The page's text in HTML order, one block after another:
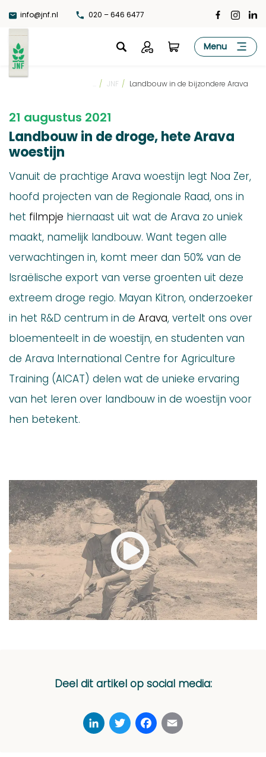
naar
de
inhoud
info@jnf.nl 020 – 646 6477
JNF Menu
/ JNF / Landbouw in de bijzondere Arava
21 augustus 2021
Landbouw in de droge, hete Arava
woestijn
Vanuit de prachtige Arava woestijn legt Noa Zer,
hoofd projecten van de Regionale Raad, ons in
het filmpje hiernaast uit wat de Arava zo uniek
maakt, namelijk landbouw. Want tegen alle
verwachtingen in, komt meer dan 50% van de
Israëlische export van verse groenten uit deze
extreem droge regio. Mayan Kitron, onderzoeker
in het R&D centrum in de Arava, vertelt ons over
bloementeelt in de woestijn, en studenten van
de Arava International Centre for Agriculture
Training (AICAT) delen wat de unieke ervaring
van het leren over landbouw in de woestijn voor
hen betekent.
Deel dit artikel op social media:
LinkedInTwitterFacebook